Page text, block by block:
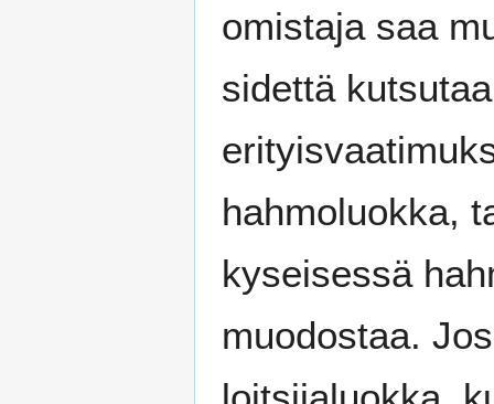
omistaja saa
sidettä
hahmoluokka,
kyseisessä
muodostaa.